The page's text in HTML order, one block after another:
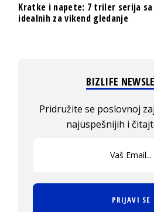
Kratke i napete: 7 triler serija sa
idealnih za vikend gledanje
BIZLIFE
Pridružite se poslovnoj
najuspešnijih i
PRIJAVI SE